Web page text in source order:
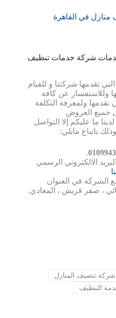
في القاهرة
شركة خدمات تنظيف
تقدمها شركتنا و للقيام
وللاستفسار عن كافة
نقدمها ولمعرفة التكلفة
جميع العروض
ما عليكم إلا التواصل
باتباع مايلي:
.
الالكتروني الرسمي
الشركة في العنوان
تنضيف المنازل
التنظيف